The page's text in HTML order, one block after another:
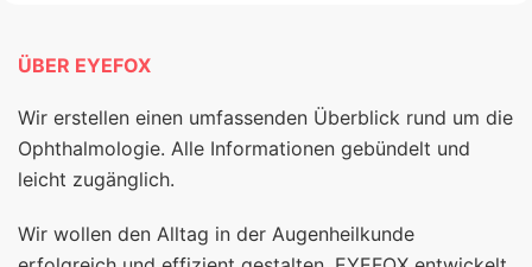
ÜBER EYEFOX
Wir erstellen einen umfassenden Überblick rund um die
Ophthalmologie. Alle Informationen gebündelt und
leicht zugänglich.
Wir wollen den Alltag in der Augenheilkunde